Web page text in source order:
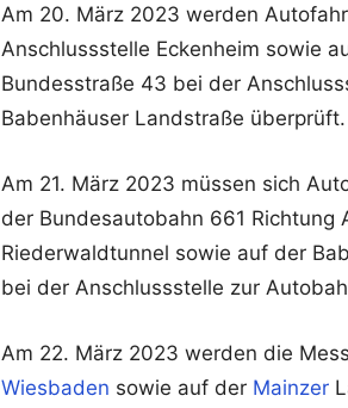
Am 20. März 2023 werden
Anschlussstelle Eckenheim sowie
Bundesstraße 43 bei der
Babenhäuser Landstraße überprüft.
Am 21. März 2023 müssen sich
der Bundesautobahn 661
Riederwaldtunnel sowie auf der
bei der Anschlussstelle zur
Am 22. März 2023 werden die
Wiesbaden sowie auf der Mainzer